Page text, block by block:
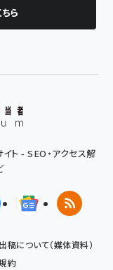
ら
ト - SEO・アクセス解
)
BlueskyGoogleニュ
RSS
稿について（媒体資料）
約